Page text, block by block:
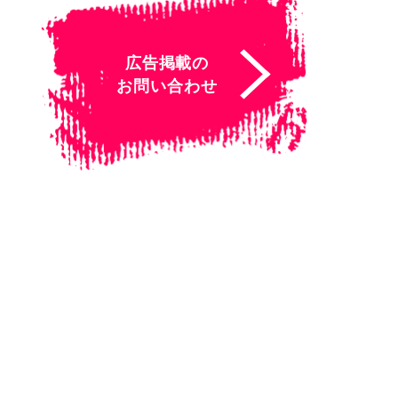
広告掲載の
お問い合わせ